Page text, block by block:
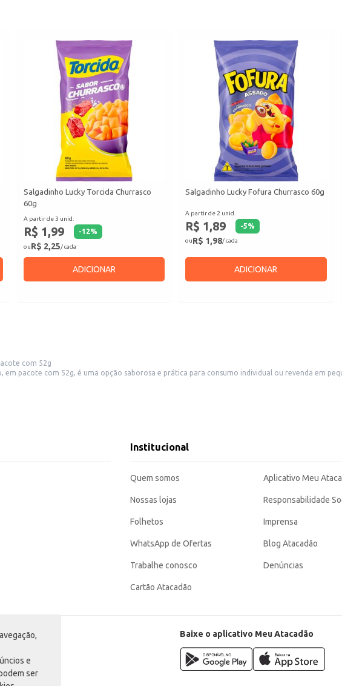
e
ser
Salgadinho Lucky Torcida Churrasco
60g
A partir de 3 unid.
R$ 1,99 -12%
ouR$ 2,25/ cada
ADICIONAR
Salgadinho Lucky Fofura Churrasco 60g
A partir de 2 unid.
R$ 1,89 -5%
ouR$ 1,98/ cada
ADICIONAR
com 52g
em pacote com 52g, é uma opção saborosa e prática para consumo individual ou revenda em
oferece praticidade e sabor em porções individuais, sendo uma opção conveniente para
Institucional
Quem somos
Nossas lojas
Folhetos
WhatsApp de Ofertas
Trabalhe conosco
Cartão Atacadão
Aplicativo Meu
Responsabilidade
Imprensa
Blog Atacadão
Denúncias
Baixe o aplicativo Meu Atacadão